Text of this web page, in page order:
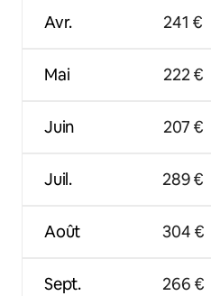
Avr.
Mai
Juin
Juil.
Août
Sept.
241 €
222 €
207 €
289 €
304 €
266 €